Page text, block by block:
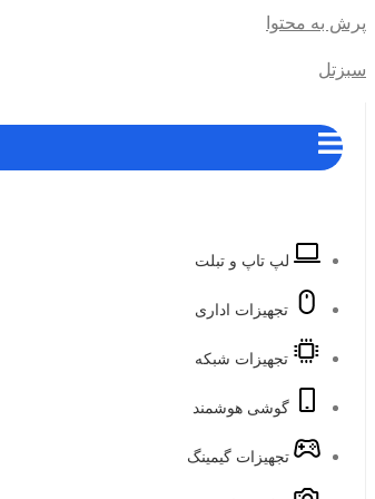
پرش به محتوا
سبزتل
لپ تاپ و تبلت
تجهیزات اداری
تجهیزات شبکه
گوشی هوشمند
تجهیزات گیمینگ